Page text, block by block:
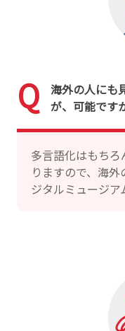
海外の人にも
が、可能です
多言語化はもち
りますので、海
ジタルミュージア